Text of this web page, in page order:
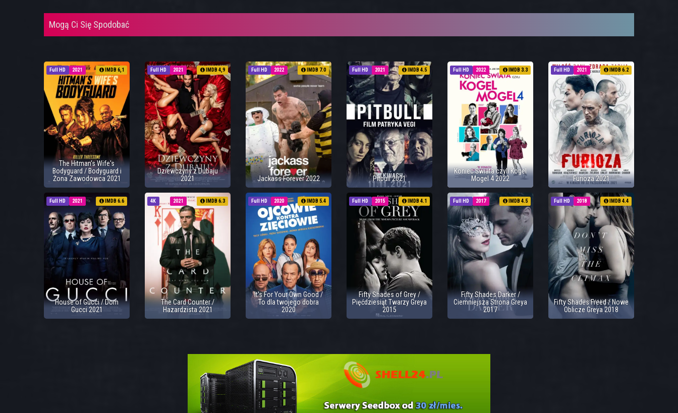
Mogą Ci Się Spodobać
Full HD 2021 IMDB 6,1
The Hitman's Wife's
Bodyguard / Bodyguard i
Żona Zawodowca 2021
Full HD 2021 IMDB 4,9
Dziewczyny z Dubaju
2021
Full HD 2022 IMDB 7.0
Jackass Forever 2022
Full HD 2021 IMDB 4.5
Pitbull 2021
Full HD 2022 IMDB 3.3
Koniec Świata czyli Kogel
Mogel 4 2022
Full HD 2021 IMDB 6.2
Furioza 2021
Full HD 2021 IMDB 6.6
House of Gucci / Dom
Gucci 2021
4K 2021 IMDB 6.3
The Card Counter /
Hazardzista 2021
Full HD 2020 IMDB 5.4
It's For Your Own Good /
To dla twojego dobra
2020
Full HD 2015 IMDB 4.1
Fifty Shades of Grey /
Pięćdziesiąt Twarzy Greya
2015
Full HD 2017 IMDB 4.5
Fifty Shades Darker /
Ciemniejsza Strona Greya
2017
Full HD 2018 IMDB 4.4
Fifty Shades Freed / Nowe
Oblicze Greya 2018